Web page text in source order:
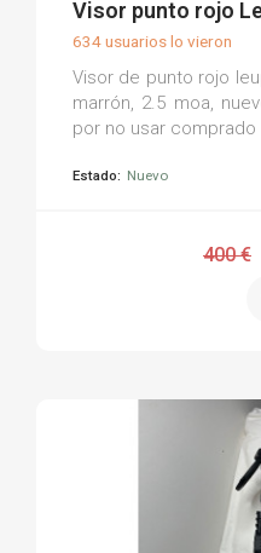
Visor punto rojo
634 usuarios lo vieron
Visor de punto rojo
marrón, 2.5 moa,
por no usar comprado
Estado: Nuevo
400 €